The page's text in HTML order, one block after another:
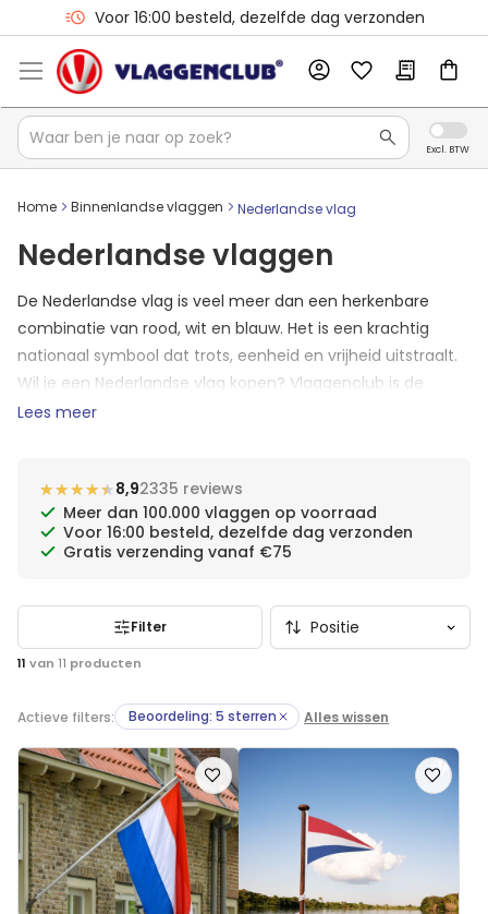
Voor 16:00 besteld, dezelfde dag verzonden
Home Binnenlandse vlaggen Nederlandse vlag
Nederlandse vlaggen
De Nederlandse vlag is veel meer dan een herkenbare
combinatie van rood, wit en blauw. Het is een krachtig
nationaal symbool dat trots, eenheid en vrijheid uitstraalt.
Wil je een Nederlandse vlag kopen? Vlaggenclub is de
grootste gespecialiseerde vlaggenwebwinkel van
vanaf onder de € 3,95.
Lees meer
★★★★★
★★★★★8,92335 reviews
Meer dan 100.000 vlaggen op voorraad
Voor 16:00 besteld, dezelfde dag verzonden
Gratis verzending vanaf €75
11 van 11 producten
Filter
Actieve filters: Beoordeling: 5 sterren Alles wissen
Voeg
toe
aan
verlanglijst
Voeg
toe